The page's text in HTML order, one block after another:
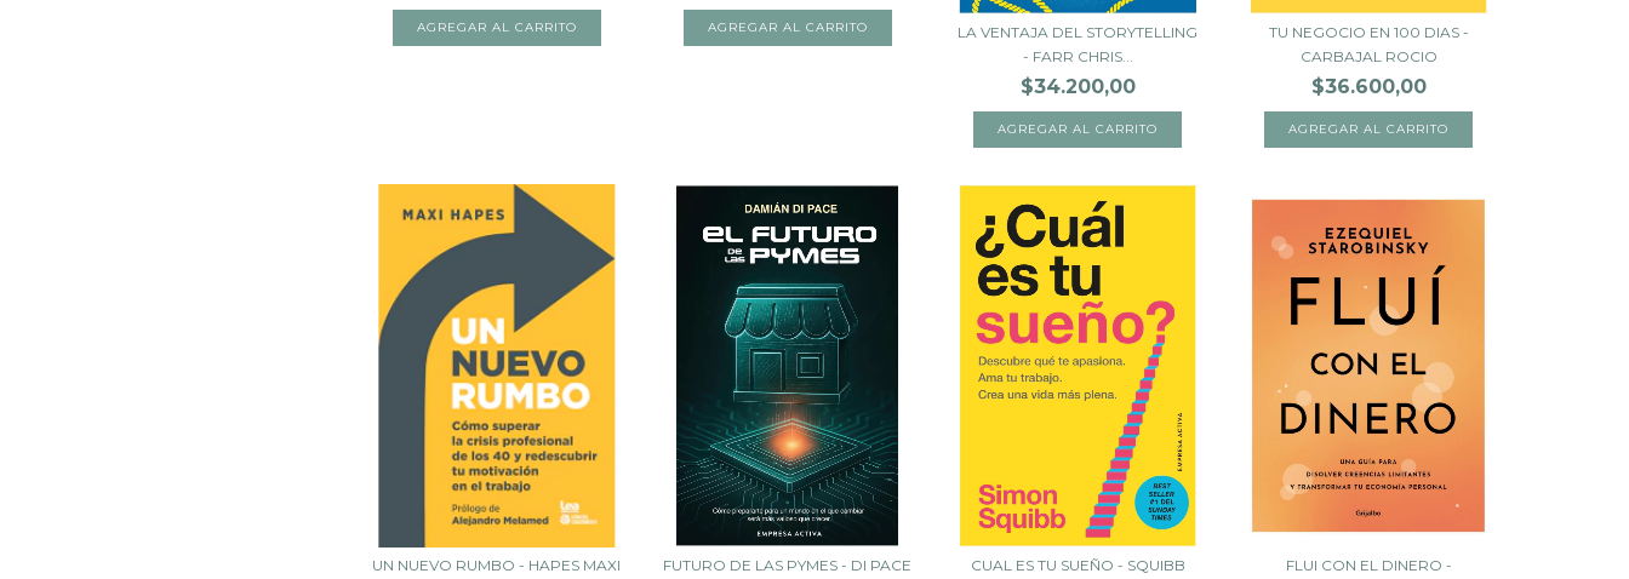
LA VENTAJA DEL STORYTELLING
- FARR CHRIS...
$34.200,00
TU NEGOCIO EN 100 DIAS -
CARBAJAL ROCIO
$36.600,00
UN NUEVO RUMBO - HAPES MAXI
FUTURO DE LAS PYMES - DI PACE
CUAL ES TU SUEÑO - SQUIBB
FLUI CON EL DINERO -